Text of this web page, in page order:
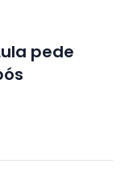
pede